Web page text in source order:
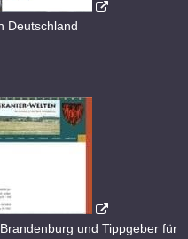
Deutschland
und Tippgeber für